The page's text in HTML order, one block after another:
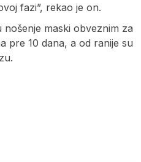
fazi”, rekao je on.
maski obveznim za
pre 10 dana, a od ranije su